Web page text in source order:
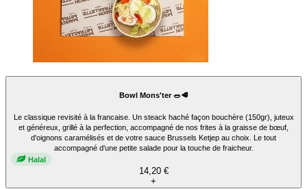
Bowl Mons'ter 🥗🥩
Le classique revisité à la francaise. Un steack haché façon bouchère (150gr), juteux
et généreux, grillé à la perfection, accompagné de nos frites à la graisse de bœuf,
d'oignons caramélisés et de votre sauce Brussels Ketjep au choix. Le tout
accompagné d'une petite salade pour la touche de fraicheur.
Halal
14,20 €
+